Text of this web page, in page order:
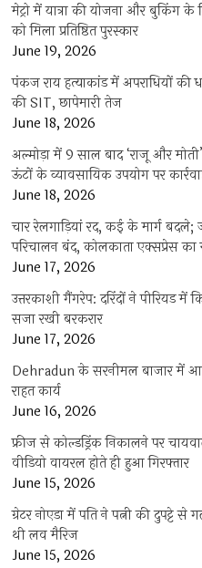
मेट्रो में यात्रा की योजना और बुकिंग
को मिला प्रतिष्ठित पुरस्कार
June 19, 2026
पंकज राय हत्याकांड में अपराधियों
की SIT, छापेमारी तेज
June 18, 2026
अल्मोड़ा में 9 साल बाद ‘राजू और
ऊंटों के व्यावसायिक उपयोग पर
June 18, 2026
चार रेलगाड़ियां रद, कई के मार्ग
परिचालन बंद, कोलकाता एक्सप्रेस
June 17, 2026
उत्तरकाशी गैंगरेप: दरिंदों ने पीरियड में
सजा रखी बरकरार
June 17, 2026
Dehradun के सरनीमल बाजार में
राहत कार्य
June 16, 2026
फ्रीज से कोल्डड्रिंक निकालने पर
वीडियो वायरल होते ही हुआ गिरफ्तार
June 15, 2026
ग्रेटर नोएडा में पति ने पत्नी की दुपट्टे
थी लव मैरिज
June 15, 2026